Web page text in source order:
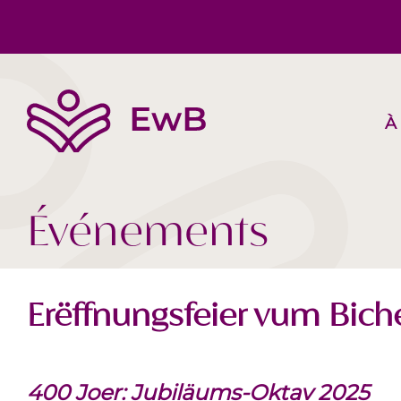
À
Événements
Erëffnungsfeier vum
400 Joer: Jubiläums-Oktav 2025